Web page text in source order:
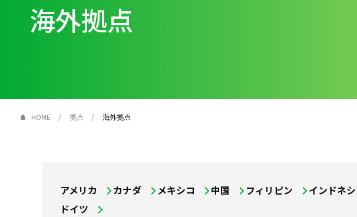
海外拠点
HOME 拠点 海外拠点
アメリカ カナダ メキシコ 中国 フィリピン インドネ
ドイツ